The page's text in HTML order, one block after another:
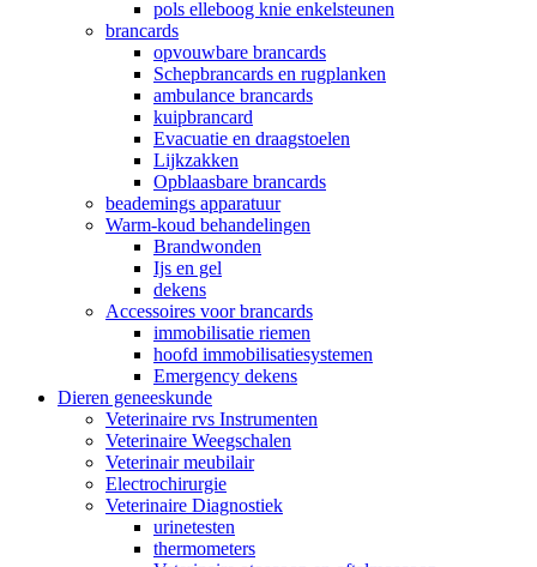
pols elleboog knie enkelsteunen
brancards
opvouwbare brancards
Schepbrancards en rugplanken
ambulance brancards
kuipbrancard
Evacuatie en draagstoelen
Lijkzakken
Opblaasbare brancards
beademings apparatuur
Warm-koud behandelingen
Brandwonden
Ijs en gel
dekens
Accessoires voor brancards
immobilisatie riemen
hoofd immobilisatiesystemen
Emergency dekens
Dieren geneeskunde
Veterinaire rvs Instrumenten
Veterinaire Weegschalen
Veterinair meubilair
Electrochirurgie
Veterinaire Diagnostiek
urinetesten
thermometers